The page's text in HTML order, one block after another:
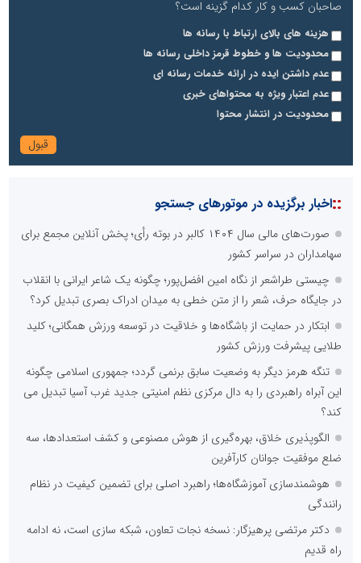
صاحبان کسب و کار کدام گزینه است؟
هزینه های بالای ارتباط با رسانه ها
محدودیت ها و خطوط قرمز داخلی رسانه ها
عدم داشتن ایده در ارائه خدمات رسانه ای
عدم اعتبار ویژه به محتواهای خبری
محدودیت در انتشار محتوا
::اخبار برگزیده در موتورهای جستجو
صورت‌های مالی سال ۱۴۰۴ کالبر در بوته رأی؛ پخش آنلاین مجمع برای
سهامداران در سراسر کشور
چیستی طراشعر از نگاه امین افضل‌پور؛ چگونه یک شاعر ایرانی با انقلاب
در جایگاه حرف، شعر را از متن خطی به میدان ادراک بصری تبدیل کرد؟
ابتکار در حمایت از باشگاه‌ها و خلاقیت در توسعه ورزش همگانی؛ کلید
طلایی پیشرفت ورزش کشور
تنگه هرمز دیگر به وضعیت سابق برنمی گردد؛ جمهوری اسلامی چگونه
این آبراه راهبردی را به دال مرکزی نظم امنیتی جدید غرب آسیا تبدیل می
کند؟
الگوپذیری خلاق، بهره‌گیری از هوش مصنوعی و کشف استعدادها، سه
ضلع موفقیت جوانان کارآفرین
هوشمندسازی آموزشگاه‌ها؛ راهبرد اصلی برای تضمین کیفیت در نظام
رانندگی
دکتر مرتضی پرهیزگار: نسخه نجات تعاون، شبکه سازی است، نه ادامه
راه قدیم